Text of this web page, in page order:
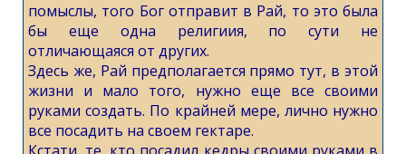
помыслы, того Бог отправит в Рай, то это была
бы еще одна религиия, по сути не
отличающаяся от других.
Здесь же, Рай предполагается прямо тут, в этой
жизни и мало того, нужно еще все своими
руками создать. По крайней мере, лично нужно
все посадить на своем гектаре.